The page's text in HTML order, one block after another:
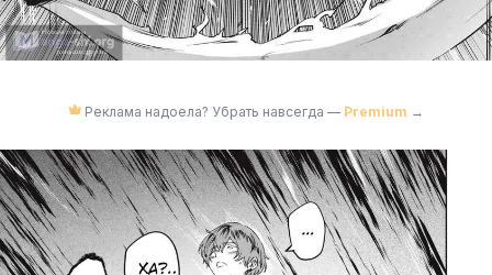
Реклама надоела? Убрать навсегда — Premium →